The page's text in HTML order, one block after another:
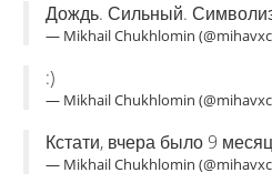
Дождь. Сильный.
— Mikhail Chukhlomin
:)
— Mikhail Chukhlomin
Кстати, вчера было 9
— Mikhail Chukhlomin